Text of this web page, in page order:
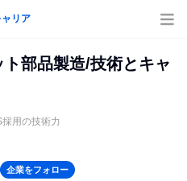
ャリア
部品製造/技術とキャ
用の技術力
企業をフォロー